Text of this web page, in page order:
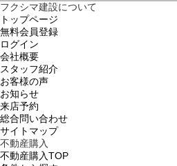
フクシマ建設について
トップページ
無料会員登録
ログイン
会社概要
スタッフ紹介
お客様の声
お知らせ
来店予約
総合問い合わせ
サイトマップ
不動産購入
不動産購入TOP